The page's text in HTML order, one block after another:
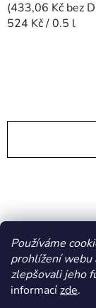
Používáme
prohlížení webu
zlepšovali jeho
informacízde.
(433,06 Kč bez
Měrná
524 Kč / 0.5 l